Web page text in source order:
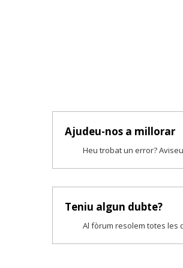
Ajudeu-nos a millorar
Heu trobat un error?
Teniu algun dubte?
Al fòrum resolem totes les